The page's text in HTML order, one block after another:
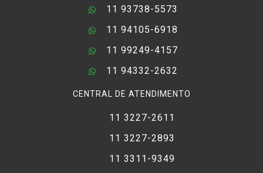
11 93738-5573
11 94105-6918
11 99249-4157
11 94332-2632
CENTRAL DE ATENDIMENTO
11 3227-2611
11 3227-2893
11 3311-9349